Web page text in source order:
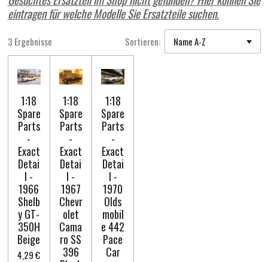
eintragen für welche Modelle Sie Ersatzteile suchen.
3 Ergebnisse Sortieren:
1:18
Spare
Parts
-
Exact
Detai
l -
1966
Shelb
y GT-
350H
Beige
4,29 €
1:18
Spare
Parts
-
Exact
Detai
l -
1967
Chevr
olet
Cama
ro SS
396
1:18
Spare
Parts
-
Exact
Detai
l -
1970
Olds
mobil
e 442
Pace
Car